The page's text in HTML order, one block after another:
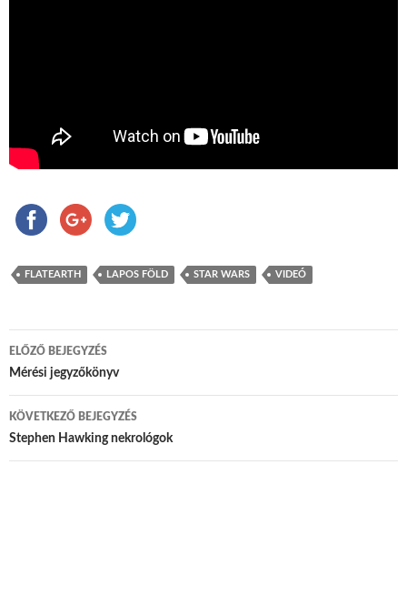
FLATEARTH LAPOS FÖLD STAR WARS VIDEÓ
Bejegyzés navigáció
ELŐZŐ BEJEGYZÉS
Mérési jegyzőkönyv
KÖVETKEZŐ BEJEGYZÉS
Stephen Hawking nekrológok